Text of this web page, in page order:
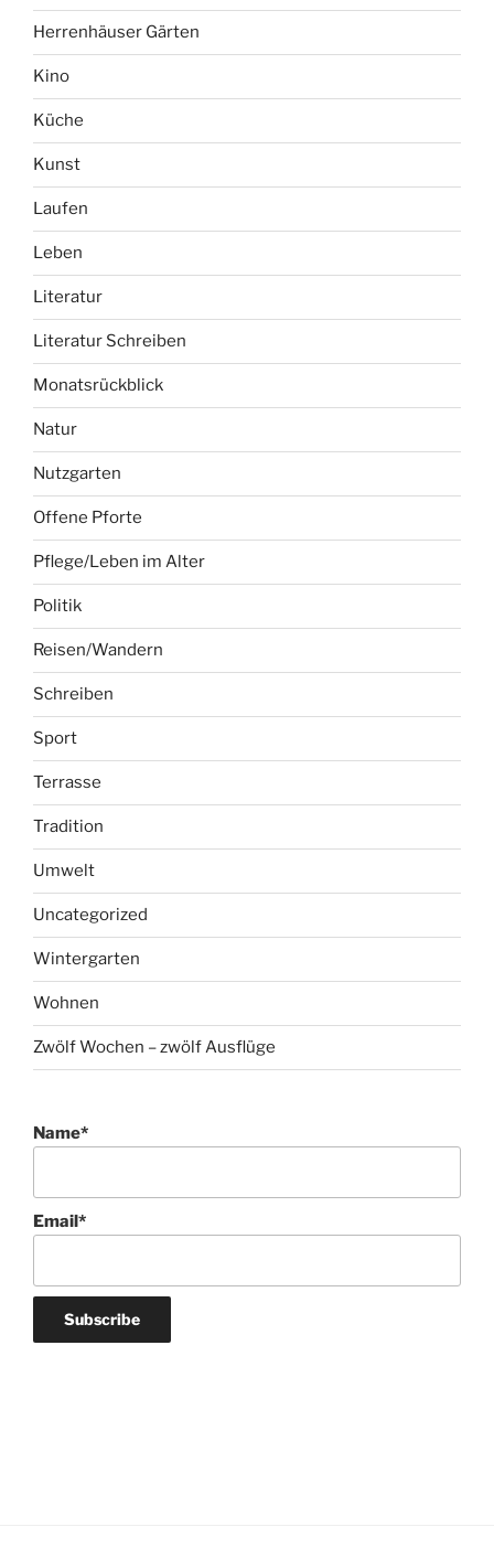
Herrenhäuser Gärten
Kino
Küche
Kunst
Laufen
Leben
Literatur
Literatur Schreiben
Monatsrückblick
Natur
Nutzgarten
Offene Pforte
Pflege/Leben im Alter
Politik
Reisen/Wandern
Schreiben
Sport
Terrasse
Tradition
Umwelt
Uncategorized
Wintergarten
Wohnen
Zwölf Wochen – zwölf Ausflüge
Name*
Email*